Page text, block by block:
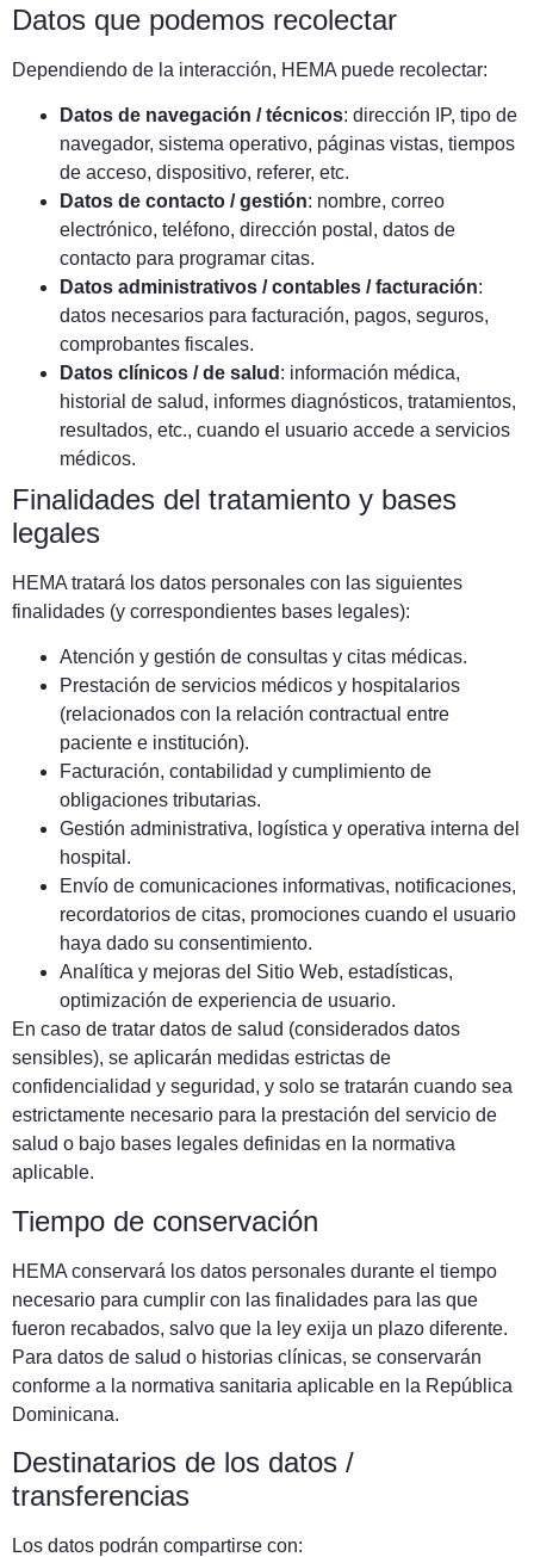
Datos que podemos recolectar
Dependiendo de la interacción, HEMA puede recolectar:
Datos de navegación / técnicos: dirección IP, tipo de
navegador, sistema operativo, páginas vistas, tiempos
de acceso, dispositivo, referer, etc.
Datos de contacto / gestión: nombre, correo
electrónico, teléfono, dirección postal, datos de
contacto para programar citas.
Datos administrativos / contables / facturación:
datos necesarios para facturación, pagos, seguros,
comprobantes fiscales.
Datos clínicos / de salud : información médica,
historial de salud, informes diagnósticos, tratamientos,
resultados, etc., cuando el usuario accede a servicios
médicos.
Finalidades del tratamiento y bases
legales
HEMA tratará los datos personales con las siguientes
finalidades (y correspondientes bases legales):
Atención y gestión de consultas y citas médicas.
Prestación de servicios médicos y hospitalarios
(relacionados con la relación contractual entre
paciente e institución).
Facturación, contabilidad y cumplimiento de
obligaciones tributarias.
Gestión administrativa, logística y operativa interna del
hospital.
Envío de comunicaciones informativas, notificaciones,
recordatorios de citas, promociones cuando el usuario
haya dado su consentimiento.
Analítica y mejoras del Sitio Web, estadísticas,
optimización de experiencia de usuario.
En caso de tratar datos de salud (considerados datos
sensibles), se aplicarán medidas estrictas de
confidencialidad y seguridad, y solo se tratarán cuando sea
estrictamente necesario para la prestación del servicio de
salud o bajo bases legales definidas en la normativa
aplicable.
Tiempo de conservación
HEMA conservará los datos personales durante el tiempo
necesario para cumplir con las finalidades para las que
fueron recabados, salvo que la ley exija un plazo diferente.
Para datos de salud o historias clínicas, se conservarán
conforme a la normativa sanitaria aplicable en la República
Dominicana.
Destinatarios de los datos /
transferencias
Los datos podrán compartirse con: